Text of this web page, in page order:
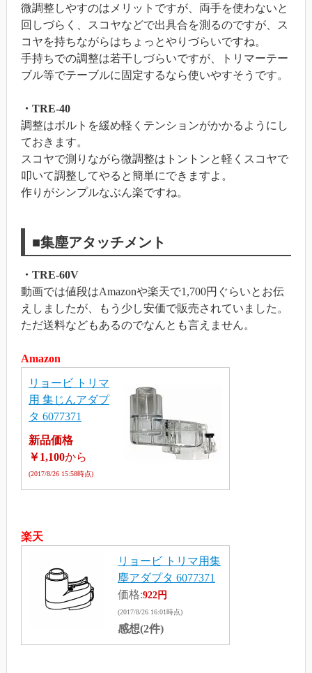
微調整しやすのはメリットですが、両手を使わないと
回しづらく、スコヤなどで出具合を測るのですが、ス
コヤを持ちながらはちょっとやりづらいですね。
手持ちでの調整は若干しづらいですが、トリマーテー
ブル等でテーブルに固定するなら使いやすそうです。
・TRE-40
調整はボルトを緩め軽くテンションがかかるようにし
ておきます。
スコヤで測りながら微調整はトントンと軽くスコヤで
叩いて調整してやると簡単にできますよ。
作りがシンプルなぶん楽ですね。
■集塵アタッチメント
・TRE-60V
動画では値段はAmazonや楽天で1,700円ぐらいとお伝
えしましたが、もう少し安価で販売されていました。
ただ送料などもあるのでなんとも言えません。
Amazon
リョービ トリマ
用 集じんアダプ
タ 6077371
新品価格
￥1,100から
(2017/8/26 15:58時点)
楽天
リョービ トリマ用集
塵アダプタ 6077371
価格:922円
(2017/8/26 16:01時点)
感想(2件)